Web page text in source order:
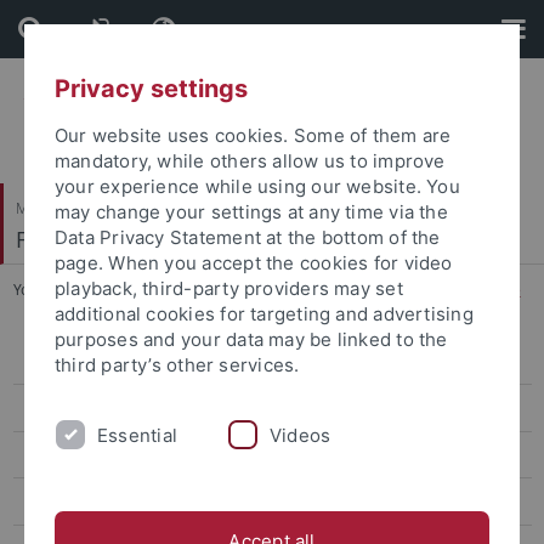
Skip
to
content
Skip
to
footer
Mathematisch-Naturwissenschaftliche Fakultät
Fachbereich Mathematik
You are here: Startseite ... Informationen für Studieninteressierte
Algebra
Geometrie
Privacy settings
Our website uses cookies. Some of them are
mandatory, while others allow us to improve
your experience while using our website. You
may change your settings at any time via the
Data Privacy Statement at the bottom of the
page. When you accept the cookies for video
playback, third-party providers may set
additional cookies for targeting and advertising
purposes and your data may be linked to the
third party’s other services.
Essential Videos